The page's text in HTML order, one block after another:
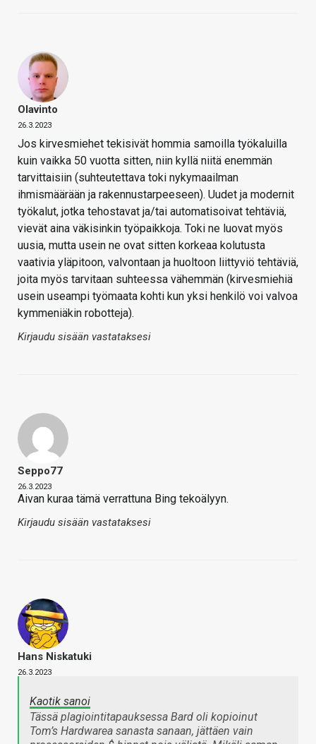
Olavinto
26.3.2023
Jos kirvesmiehet tekisivät hommia samoilla työkaluilla
kuin vaikka 50 vuotta sitten, niin kyllä niitä enemmän
tarvittaisiin (suhteutettava toki nykymaailman
ihmismäärään ja rakennustarpeeseen). Uudet ja modernit
työkalut, jotka tehostavat ja/tai automatisoivat tehtäviä,
vievät aina väkisinkin työpaikkoja. Toki ne luovat myös
uusia, mutta usein ne ovat sitten korkeaa kolutusta
vaativia yläpitoon, valvontaan ja huoltoon liittyviö tehtäviä,
joita myös tarvitaan suhteessa vähemmän (kirvesmiehiä
usein useampi työmaata kohti kun yksi henkilö voi valvoa
kymmeniäkin robotteja).
Kirjaudu sisään vastataksesi
Seppo77
26.3.2023
Aivan kuraa tämä verrattuna Bing tekoälyyn.
Kirjaudu sisään vastataksesi
Hans Niskatuki
26.3.2023
Kaotik sanoi
Tässä plagiointitapauksessa Bard oli kopioinut
Tom’s Hardwarea sanasta sanaan, jättäen vain